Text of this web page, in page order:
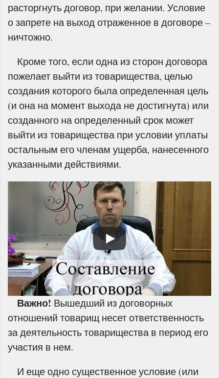
расторгнуть договор, при желании. Условие
о запрете на выход отраженное в договоре –
ничтожно.
Кроме того, если одна из сторон договора
пожелает выйти из товарищества, целью
создания которого была определенная цель
(и она на момент выхода не достигнута) или
созданного на определенный срок может
выйти из товарищества при условии уплаты
остальным его членам ущерба, нанесенного
указанными действиями.
Важно! Вышедший из договорных
отношений товарищ несет ответственность
за деятельность товарищества в период его
участия в нем.
И еще одно существенное условие (или